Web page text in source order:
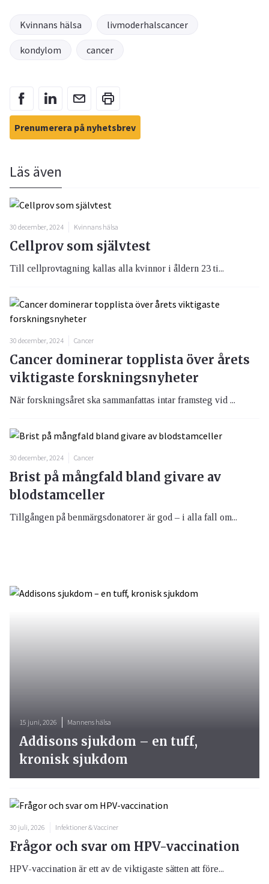
Kvinnans hälsa livmoderhalscancer
kondylom cancer
Prenumerera på nyhetsbrev
Läs även
30 december, 2024 Kvinnans hälsa
Cellprov som självtest
Till cellprovtagning kallas alla kvinnor i åldern 23 ti...
30 december, 2024 Cancer
Cancer dominerar topplista över årets
viktigaste forskningsnyheter
När forskningsåret ska sammanfattas intar framsteg vid ...
30 december, 2024 Cancer
Brist på mångfald bland givare av
blodstamceller
Tillgången på benmärgsdonatorer är god – i alla fall om...
30 juli, 2026 Infektioner & Vacciner
Frågor och svar om HPV-vaccination
HPV-vaccination är ett av de viktigaste sätten att före...
15 juni, 2026 Mannens hälsa
Addisons sjukdom – en tuff,
kronisk sjukdom